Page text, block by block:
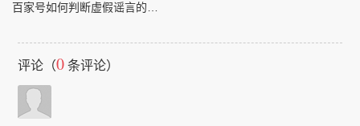
百家号如何判断虚假谣言的内容
评论（0 条评论）